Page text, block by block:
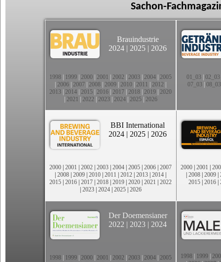
Sachon-
Brauindustrie
2024 | 2025 | 2026
1998 1999 2000 2001 2002 2003 2004 2005
2006 2007 2008 2009 2010 2011 2012
2013 2014 2015 2016 2017 2018 2019 2020
2021 2022 2023| 2024| 2025| 2026
01_03| 02_03
07_03 08_03
BBI International
2024 | 2025 | 2026
2000 | 2001 | 2002 | 2003 | 2004 | 2005 | 2006 | 2007
| 2008 | 2009 | 2010 | 2011 | 2012 | 2013 | 2014 |
2015 | 2016 | 2017 | 2018 | 2019 | 2020 | 2021 | 2022
| 2023| 2024| 2025| 2026
2000 | 2001 |
| 2008 | 2009 |
2015 | 2016 |
Der Doemensianer
2022 | 2023 | 2024
1998 1999 2000 2001 2002 2003 2004 2005
1998 1999